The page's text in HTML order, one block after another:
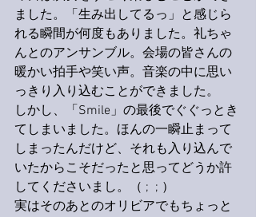
ました。「生み出してるっ」と感じら
れる瞬間が何度もありました。礼ちゃ
んとのアンサンブル。会場の皆さんの
暖かい拍手や笑い声。音楽の中に思い
っきり入り込むことができました。
しかし、「Smile」の最後でぐぐっとき
てしまいました。ほんの一瞬止まって
しまったんだけど、それも入り込んで
いたからこそだったと思ってどうか許
してくださいまし。（ ;  ; ）
実はそのあとのオリビアでもちょっと